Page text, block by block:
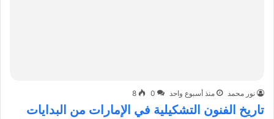
نور محمد منذ أسبوع واحد 0
8
تاريخ الفنون التشكيلية في الإمارات من البدايات